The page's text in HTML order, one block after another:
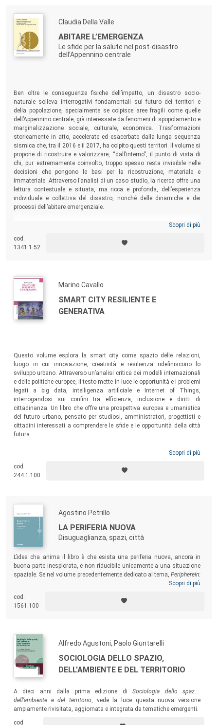
Claudia Della Valle
ABITARE L’EMERGENZA
Le sfide per la salute nel post-disastro
dell’Appennino centrale
Ben oltre le conseguenze fisiche dell’impatto, un disastro socio-
naturale solleva interrogativi fondamentali sul futuro dei territori e
della popolazione, specialmente se colpisce aree fragili come quelle
dell’Appennino centrale, già interessate da fenomeni di spopolamento e
marginalizzazione sociale, culturale, economica. Trasformazioni
storicamente in atto, accelerate ed esacerbate dalla lunga sequenza
sismica che, tra il 2016 e il 2017, ha colpito questi territori. Il volume si
propone di ricostruire e valorizzare, “dall’interno”, il punto di vista di
chi, pur estremamente coinvolto, troppo spesso resta invisibile nelle
decisioni che pongono le basi per la ricostruzione, materiale e
immateriale. Attraverso l’analisi di un caso studio, la ricerca offre una
lettura contestuale e situata, ma ricca e profonda, dell’esperienza
individuale e collettiva del disastro, nonché delle dinamiche e dei
processi dell’abitare emergenziale.
Scopri di più
cod.
1341.1.52
Marino Cavallo
SMART CITY RESILIENTE E
GENERATIVA
Questo volume esplora la smart city come spazio delle relazioni,
luogo in cui innovazione, creatività e resilienza ridefiniscono lo
sviluppo urbano. Attraverso un’analisi critica dei modelli internazionali
e delle politiche europee, il testo mette in luce le opportunità e i problemi
legati a big data, intelligenza artificiale e Internet of Things,
interrogandosi sui confini tra efficienza, inclusione e diritti di
cittadinanza. Un libro che offre una prospettiva europea e umanistica
del futuro urbano, pensato per studiosi, amministratori, progettisti e
cittadini interessati a comprendere le sfide e le opportunità della città
futura.
Scopri di più
cod.
244.1.100
Agostino Petrillo
LA PERIFERIA NUOVA
Disuguaglianza, spazi, città
L’idea cha anima il libro è che esista una periferia nuova, ancora in
buona parte inesplorata, e non riducibile unicamente a una situazione
spaziale. Se nel volume precedentemente dedicato al tema, Peripherein:
, l’evidenza era posta sui limiti delle
l’autore opera un approfondimento che ha lo scopo di delineare più
chiaramente i contorni della nebulosa definita “periferia nuova”.
Scopri di più
cod.
1561.100
Alfredo Agustoni, Paolo Giuntarelli
SOCIOLOGIA DELLO SPAZIO,
DELL'AMBIENTE E DEL TERRITORIO
A dieci anni dalla prima edizione diSociologia dello spazio,
dell’ambiente e del territorio , vede la luce questa nuova versione
ampiamente rivisitata, aggiornata e integrata da tematiche emergenti.
cod.